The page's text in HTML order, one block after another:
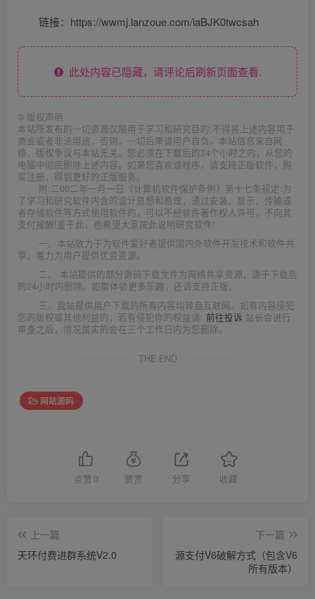
链接：https://wwmj.lanzoue.com/iaBJK0twcsah
此处内容已隐藏，请评论后刷新页面查看.
© 版权声明
本站所发布的一切资源仅限用于学习和研究目的;不得将上述内容用于
商业或者非法用途，否则，一切后果请用户自负。本站信息来自网
络，版权争议与本站无关。您必须在下载后的24个小时之内，从您的
电脑中彻底删除上述内容。如果您喜欢该程序，请支持正版软件，购
买注册，得到更好的正版服务。
附:二00二年一月一日《计算机软件保护条例》第十七条规定:为
了学习和研究软件内含的设计思想和原理，通过安装、显示、传输或
者存储软件等方式使用软件的，可以不经软件著作权人许可，不向其
支付报酬!鉴于此，也希望大家按此说明研究软件!
一、本站致力于为软件爱好者提供国内外软件开发技术和软件共
享，着力为用户提供优资资源。
二、 本站提供的部分源码下载文件为网络共享资源，请于下载后
的24小时内删除。如需体验更多乐趣，还请支持正版。
三、我站提供用户下载的所有内容均转自互联网。如有内容侵犯
您的版权或其他利益的，若有侵犯你的权益请: 前往投诉 站长会进行
审查之后，情况属实的会在三个工作日内为您删除。
THE END
网站源码
点赞 0 赞赏 分享 收藏
上一篇
天环付费进群系统V2.0
下一篇
源支付V6破解方式（包含V6
所有版本）